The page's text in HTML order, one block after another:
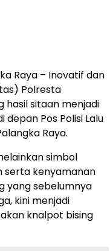
Raya – Inovatif dan
Polresta
hasil sitaan menjadi
Pos Polisi Lalu
Raya.
simbol
serta kenyamanan
yang sebelumnya
kini menjadi
knalpot bising